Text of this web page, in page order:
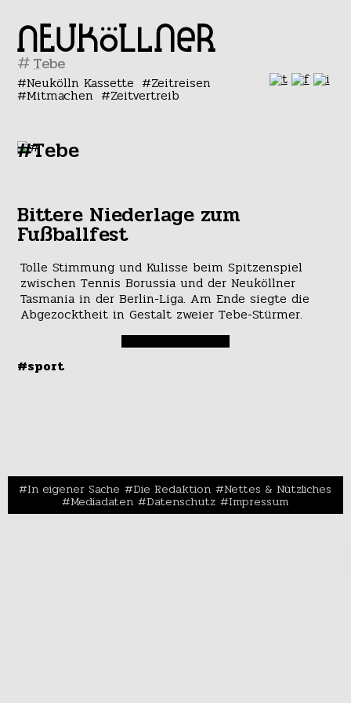
#
Neukölln Kassette Zeitreisen
Mitmachen Zeitvertreib
#Tebe
Bittere Niederlage zum
Fußballfest
Tolle Stimmung und Kulisse beim Spitzenspiel
zwischen Tennis Borussia und der Neuköllner
Tasmania in der Berlin-Liga. Am Ende siegte die
Abgezocktheit in Gestalt zweier Tebe-Stürmer.
#sport
In eigener Sache Die Redaktion Nettes & Nützliches
Mediadaten Datenschutz Impressum